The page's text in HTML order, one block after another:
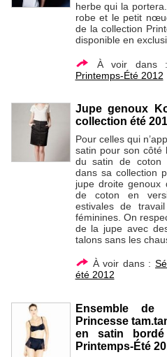
herbe qui la
robe et le petit
de la collection
disponible en
À voir dans
Printemps-Été 2012
Jupe genoux
collection été
Pour celles qui
satin pour son côté
du satin de coton
dans sa collection
jupe droite genoux
de coton en
estivales de
féminines. On
de la jupe avec
talons sans les
À voir dans :
été 2012
Ensemble
Princesse
en satin
Printemps-Été